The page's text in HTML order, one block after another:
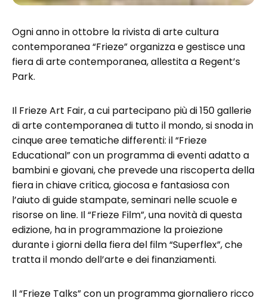
Ogni anno in ottobre la rivista di arte cultura
contemporanea “Frieze” organizza e gestisce una
fiera di arte contemporanea, allestita a Regent’s
Park.
Il Frieze Art Fair, a cui partecipano più di 150 gallerie
di arte contemporanea di tutto il mondo, si snoda in
cinque aree tematiche differenti: il “Frieze
Educational” con un programma di eventi adatto a
bambini e giovani, che prevede una riscoperta della
fiera in chiave critica, giocosa e fantasiosa con
l’aiuto di guide stampate, seminari nelle scuole e
risorse on line. Il “Frieze Film”, una novità di questa
edizione, ha in programmazione la proiezione
durante i giorni della fiera del film “Superflex”, che
tratta il mondo dell’arte e dei finanziamenti.
Il “Frieze Talks” con un programma giornaliero ricco